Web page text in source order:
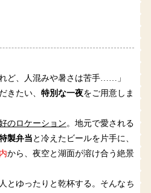
ど、人混みや暑さは苦手……」
きたい、 特別な一夜をご用意しま
のロケーション 。地元で愛される
製弁当 と冷えたビールを片手に、
から、夜空と湖面が溶け合う絶景
とゆったりと乾杯する。そんな ち